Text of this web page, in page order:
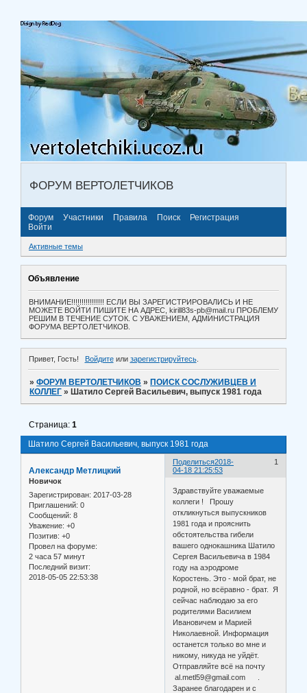
ФОРУМ ВЕРТОЛЕТЧИКОВ
Форум Участники Правила Поиск
Регистрация
Войти
Активные темы
Объявление
ВНИМАНИЕ!!!!!!!!!!!!!!!! ЕСЛИ ВЫ ЗАРЕГИСТРИРОВАЛИСЬ И НЕ
МОЖЕТЕ ВОЙТИ ПИШИТЕ НА АДРЕС, kirill83s-pb@mail.ru ПРОБЛЕМУ
РЕШИМ В ТЕЧЕНИЕ СУТОК. С УВАЖЕНИЕМ, АДМИНИСТРАЦИЯ
ФОРУМА ВЕРТОЛЕТЧИКОВ.
Привет, Гость! Войдитеили зарегистрируйтесь.
»ФОРУМ ВЕРТОЛЕТЧИКОВ » ПОИСК СОСЛУЖИВЦЕВ И
КОЛЛЕГ » Шатило Сергей Васильевич, выпуск 1981 года
Шатило Сергей Васильевич, выпуск 1981 года
Страница:1
Поделиться 1
2018-
04-18 21:25:53
Александр Метлицкий
Новичок
Зарегистрирован: 2017-03-28
Приглашений: 0
Сообщений: 8
Уважение: +0
Позитив: +0
Провел на форуме:
2 часа 57 минут
Последний визит:
2018-05-05 22:53:38
Здравствуйте уважаемые
коллеги ! Прошу
откликнуться выпускников
1981 года и прояснить
обстоятельства гибели
вашего однокашника Шатило
Сергея Васильевича в 1984
году на аэродроме
Коростень. Это - мой брат, не
родной, но всёравно - брат. Я
сейчас наблюдаю за его
родителями Василием
Ивановичем и Марией
Николаевной. Информация
останется только во мне и
никому, никуда не уйдёт.
Отправляйте всё на почту
al.metl59@gmail.com .
Заранее благодарен и с